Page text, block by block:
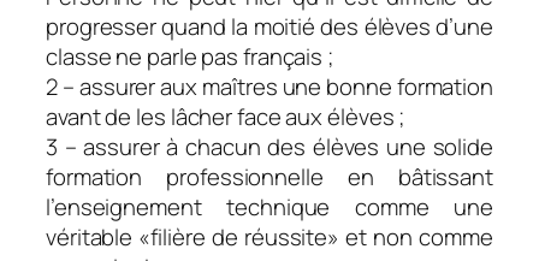
progresser quand la moitié des élèves d’une
classe ne parle pas français ;
2 – assurer aux maîtres une bonne formation
avant de les lâcher face aux élèves ;
3 – assurer à chacun des élèves une solide
formation professionnelle en bâtissant
l’enseignement technique comme une
véritable «filière de réussite» et non comme